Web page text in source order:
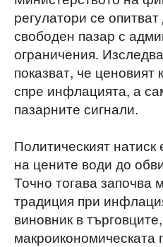
регулатори се
свободен пазар с
ограничения.
показват, че ценовият
спре инфлацията, а
пазарните сигнали.
Политическият натиск
на цените води до
Точно тогава започва
традиция при
виновник в
макроикономическата